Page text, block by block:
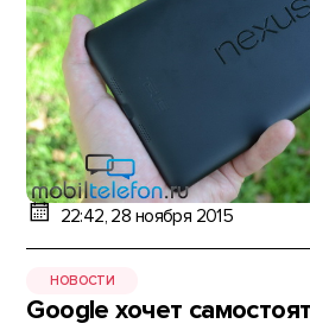
22:42, 28 ноября 2015
НОВОСТИ
Google хочет